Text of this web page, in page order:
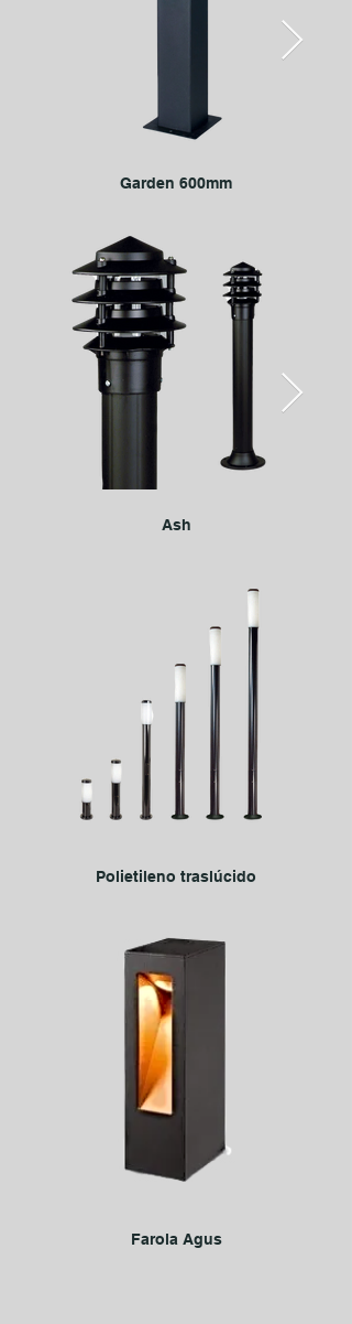
Garden 600mm
Ash
Polietileno traslúcido
Farola Agus